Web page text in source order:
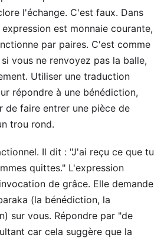
l'échange. C'est faux. Dans
est monnaie courante,
par paires. C'est comme
vous ne renvoyez pas la balle,
Utiliser une traduction
répondre à une bénédiction,
de faire entrer une pièce de
trou rond.
Il dit : "J'ai reçu ce que tu
quittes." L'expression
de grâce. Elle demande
(la bénédiction, la
sur vous. Répondre par "de
car cela suggère que la